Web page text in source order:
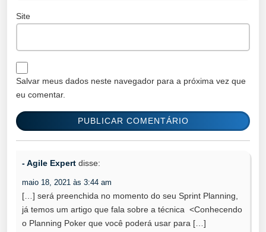
Site
Salvar meus dados neste navegador para a próxima vez que
eu comentar.
- Agile Expert disse:
maio 18, 2021 às 3:44 am
[…] será preenchida no momento do seu Sprint Planning,
já temos um artigo que fala sobre a técnica <Conhecendo
o Planning Poker que você poderá usar para […]